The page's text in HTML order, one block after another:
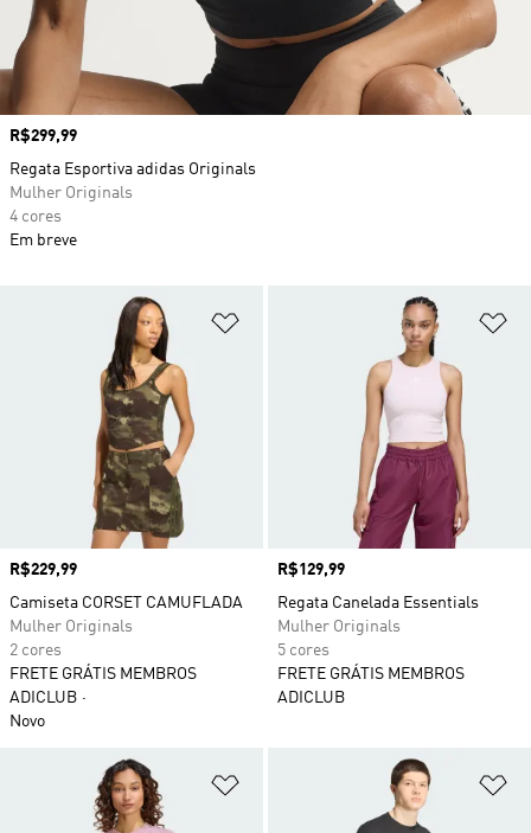
Adicionar à Lista de Desejos
Preço
R$229,99
Camiseta CORSET CAMUFLADA
Mulher Originals
2 cores
FRETE GRÁTIS MEMBROS
ADICLUB
Novo
Preço
R$129,99
Regata Canelada Essentials
Mulher Originals
5 cores
FRETE GRÁTIS MEMBROS
ADICLUB
Adicionar à Lista de Desejos
Preço
R$299,99
Regata Esportiva adidas Originals
Mulher Originals
4 cores
Em breve